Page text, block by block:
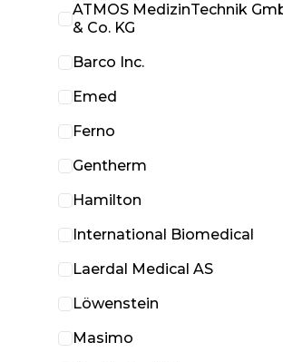
ATMOS MedizinTechnik
& Co. KG
Barco Inc.
Emed
Ferno
Gentherm
Hamilton
International Biomedical
Laerdal Medical AS
Löwenstein
Masimo